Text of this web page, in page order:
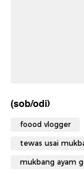
(sob/odi)
foood vlogger
tewas usai
mukbang ayam